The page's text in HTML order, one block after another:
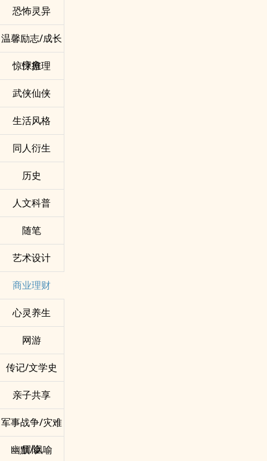
恐怖灵异
温馨励志/成长
疗愈
惊悚推理
武侠仙侠
生活风格
同人衍生
历史
人文科普
随笔
艺术设计
商业理财
心灵养生
网游
传记/文学史
亲子共享
军事战争/灾难
冒险
幽默/讽喻